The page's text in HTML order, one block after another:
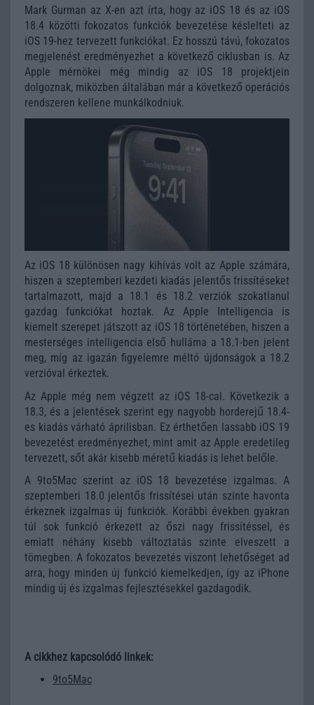
Mark Gurman az X-en azt írta, hogy az iOS 18 és az iOS
18.4 közötti fokozatos funkciók bevezetése késlelteti az
iOS 19-hez tervezett funkciókat. Ez hosszú távú, fokozatos
megjelenést eredményezhet a következő ciklusban is. Az
Apple mérnökei még mindig az iOS 18 projektjein
dolgoznak, miközben általában már a következő operációs
rendszeren kellene munkálkodniuk.
Az iOS 18 különösen nagy kihívás volt az Apple számára,
hiszen a szeptemberi kezdeti kiadás jelentős frissítéseket
tartalmazott, majd a 18.1 és 18.2 verziók szokatlanul
gazdag funkciókat hoztak. Az Apple Intelligencia is
kiemelt szerepet játszott az iOS 18 történetében, hiszen a
mesterséges intelligencia első hulláma a 18.1-ben jelent
meg, míg az igazán figyelemre méltó újdonságok a 18.2
verzióval érkeztek.
Az Apple még nem végzett az iOS 18-cal. Következik a
18.3, és a jelentések szerint egy nagyobb horderejű 18.4-
es kiadás várható áprilisban. Ez érthetően lassabb iOS 19
bevezetést eredményezhet, mint amit az Apple eredetileg
tervezett, sőt akár kisebb méretű kiadás is lehet belőle.
A 9to5Mac szerint az iOS 18 bevezetése izgalmas. A
szeptemberi 18.0 jelentős frissítései után szinte havonta
érkeznek izgalmas új funkciók. Korábbi években gyakran
túl sok funkció érkezett az őszi nagy frissítéssel, és
emiatt néhány kisebb változtatás szinte elveszett a
tömegben. A fokozatos bevezetés viszont lehetőséget ad
arra, hogy minden új funkció kiemelkedjen, így az iPhone
mindig új és izgalmas fejlesztésekkel gazdagodik.
A cikkhez kapcsolódó linkek:
9to5Mac